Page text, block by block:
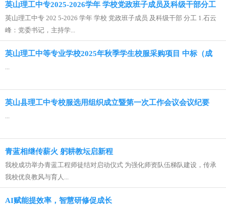
英山理工中专2025-2026学年 学校党政班子成员及科级干部分工
英山理工中专 202 5-2026 学年 学校 党政班子成员 及科级干部 分工 1.石云
峰：党委书记，主持学...
英山理工中等专业学校2025年秋季学生校服采购项目 中标（成
交）结果公示
...
英山县理工中专校服选用组织成立暨第一次工作会议会议纪要
...
青蓝相继传薪火 躬耕教坛启新程
我校成功举办青蓝工程师徒结对启动仪式 为强化师资队伍梯队建设，传承
我校优良教风与育人...
AI赋能提效率，智慧研修促成长